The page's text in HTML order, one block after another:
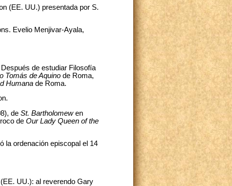
(EE. UU.) presentada por S.
Evelio Menjivar-Ayala,
de estudiar Filosofía
Tomás de Aquino de Roma,
Humana de Roma.
de St. Bartholomewen
de Our Lady Queen of the
la ordenación episcopal el 14
UU.): al reverendo Gary